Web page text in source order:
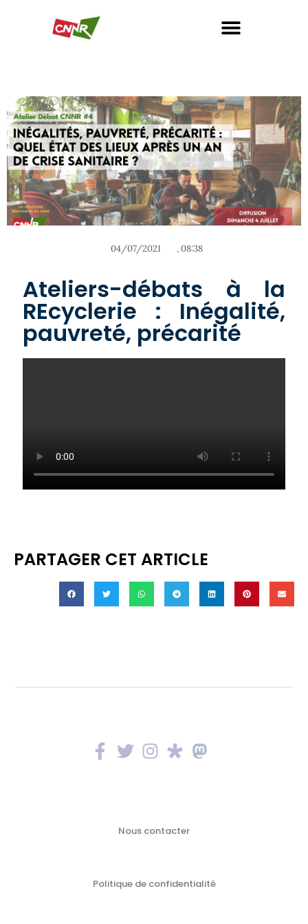
04/07/2021 ,08:38
Ateliers-débats à la
REcyclerie : Inégalité,
pauvreté, précarité
PARTAGER CET ARTICLE
Nous contacter
Politique de confidentialité